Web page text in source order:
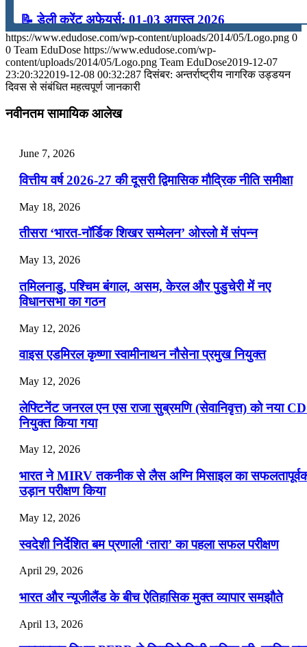
📝 डेली करेंट अफेयर्स: 01-03 अगस्त 2026
July 31, 2026
📝 डेली करेंट अफेयर्स: 28-31 जुलाई 2026
July 25, 2026
📝 डेली करेंट अफेयर्स: 22-24 जुलाई 2026
July 22, 2026
📝 डेली करेंट अफेयर्स: 19-21 जुलाई 2026
July 19, 2026
📝 डेली करेंट अफेयर्स: 16-18 जुलाई 2026
https://www.edudose.com/wp-content/uploads/2014/05/Logo.png 0
0 Team EduDose https://www.edudose.com/wp-
content/uploads/2014/05/Logo.png Team EduDose2019-12-07
23:20:322019-12-08 00:32:287 दिसंबर: अन्तर्राष्ट्रीय नागरिक उड्डयन
दिवस से संबंधित महत्वपूर्ण जानकारी
नवीनतम सामायिक आलेख
June 7, 2026
वित्तीय वर्ष 2026-27 की दूसरी द्विमासिक मौद्रिक नीति समीक्षा
May 18, 2026
तीसरा ‘भारत-नॉर्डिक शिखर सम्मेलन’ ओस्लो में संपन्न
May 13, 2026
तमिलनाडु, पश्चिम बंगाल, असम, केरल और पुडुचेरी में नए
विधानसभा का गठन
May 12, 2026
वाइस एडमिरल कृष्णा स्वामीनाथन नौसेना प्रमुख नियुक्त
May 12, 2026
लेफ्टिनेंट जनरल एन एस राजा सुब्रमणि (सेवानिवृत्त) को नया
नियुक्त किया गया
May 12, 2026
भारत ने MIRV तकनीक से लैस अग्नि मिसाइल का
उड़ान परीक्षण किया
May 12, 2026
स्वदेशी निर्देशित बम प्रणाली ‘तारा’ का पहला सफल परीक्षण
April 29, 2026
भारत और न्यूजीलैंड के बीच ऐतिहासिक मुक्त व्यापार समझौते
April 13, 2026